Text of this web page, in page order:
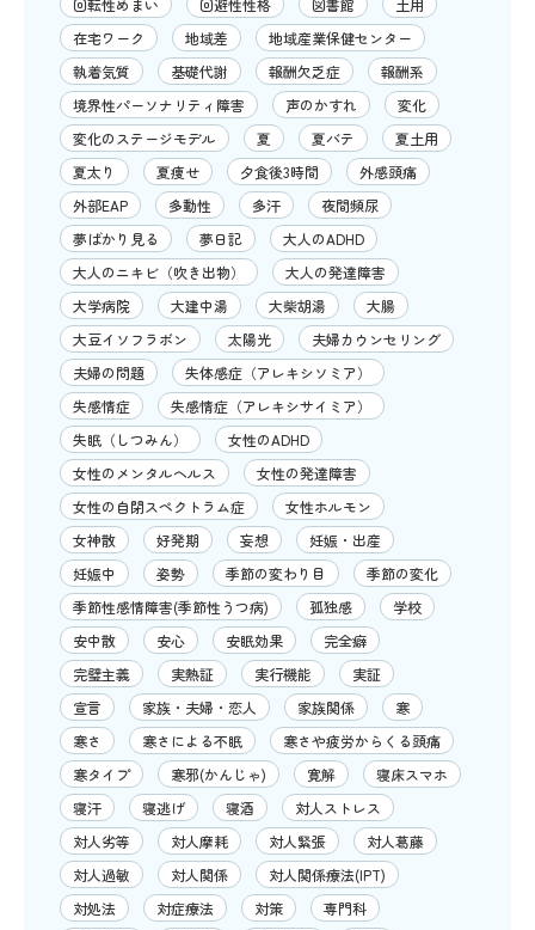
回転性めまい 回避性性格 図書館
土用
在宅ワーク
地域差
地域産業保健センター
執着気質
基礎代謝 報酬欠乏症
報酬系
境界性パーソナリティ障害
声のかすれ
変化
変化のステージモデル
夏 夏バテ
夏土用
夏太り
夏痩せ 夕食後3時間
外感頭痛
外部EAP
多動性 多汗
夜間頻尿
夢ばかり見る
夢日記
大人のADHD
大人のニキビ（吹き出物）
大人の発達障害
大学病院
大建中湯 大柴胡湯
大腸
大豆イソフラボン
太陽光
夫婦カウンセリング
夫婦の問題
失体感症（アレキシソミア）
失感情症
失感情症（アレキシサイミア）
失眠（しつみん）
女性のADHD
女性のメンタルヘルス
女性の発達障害
女性の自閉スペクトラム症
女性ホルモン
女神散
好発期 妄想
妊娠・出産
妊娠中
姿勢 季節の変わり目
季節の変化
季節性感情障害(季節性うつ病)
孤独感
学校
安中散
安心 安眠効果
完全癖
完璧主義
実熱証 実行機能
実証
宣言
家族・夫婦・恋人 家族関係
寒
寒さ
寒さによる不眠
寒さや疲労からくる頭痛
寒タイプ
寒邪(かんじゃ) 寛解
寝床スマホ
寝汗
寝逃げ 寝酒
対人ストレス
対人劣等
対人摩耗 対人緊張
対人葛藤
対人過敏
対人関係
対人関係療法(IPT)
対処法
対症療法 対策
専門科